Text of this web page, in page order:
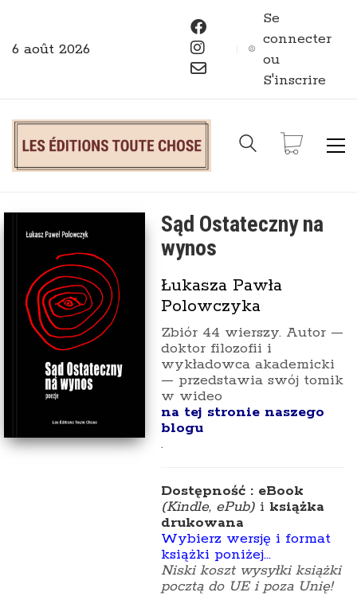
6 août 2026
Se
connecter
ou
S'inscrire
Sąd Ostateczny na
wynos
Łukasza Pawła
Polowczyka
Zbiór 44 wierszy. Autor —
doktor filozofii i
wykładowca akademicki
— przedstawia swój tomik
w wideo
na tej stronie naszego
blogu
.
Dostępność : eBook
(Kindle, ePub)i książka
drukowana
Wybierz wersję i format
książki poniżej…
Niski koszt wysyłki książki
pocztą do UE i poza Unię!